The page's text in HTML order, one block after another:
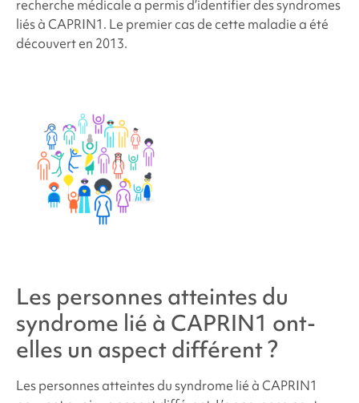
recherche médicale a permis d’identifier dessyndromes
liés à CAPRIN1. Le premier cas de cette maladie a été
découvert en 2013.
Les personnes atteintes du
syndrome lié à CAPRIN1 ont-
elles un aspect différent ?
Les personnes atteintes dusyndrome lié à CAPRIN1